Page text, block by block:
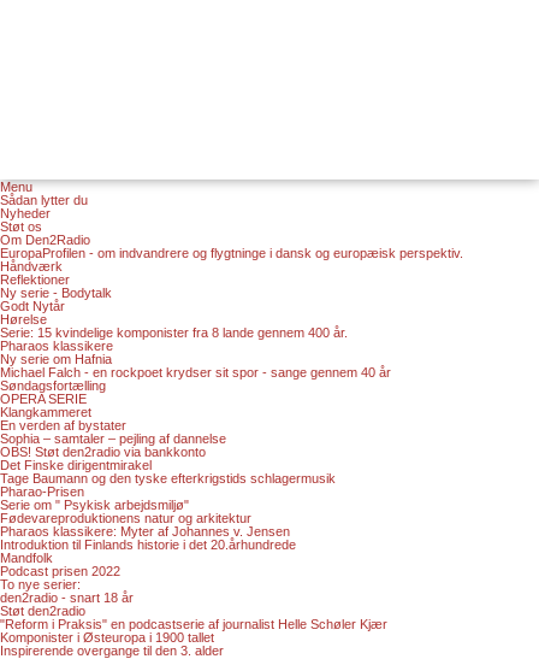
Menu
Sådan lytter du
Nyheder
Støt os
Om Den2Radio
EuropaProfilen - om indvandrere og flygtninge i dansk og europæisk perspektiv.
Håndværk
Reflektioner
Ny serie - Bodytalk
Godt Nytår
Hørelse
Serie: 15 kvindelige komponister fra 8 lande gennem 400 år.
Pharaos klassikere
Ny serie om Hafnia
Michael Falch - en rockpoet krydser sit spor - sange gennem 40 år
Søndagsfortælling
OPERA SERIE
Klangkammeret
En verden af bystater
Sophia – samtaler – pejling af dannelse
OBS! Støt den2radio via bankkonto
Det Finske dirigentmirakel
Tage Baumann og den tyske efterkrigstids schlagermusik
Pharao-Prisen
Serie om " Psykisk arbejdsmiljø"
Fødevareproduktionens natur og arkitektur
Pharaos klassikere: Myter af Johannes v. Jensen
Introduktion til Finlands historie i det 20.århundrede
Mandfolk
Podcast prisen 2022
To nye serier:
den2radio - snart 18 år
Støt den2radio
"Reform i Praksis" en podcastserie af journalist Helle Schøler Kjær
Komponister i Østeuropa i 1900 tallet
Inspirerende overgange til den 3. alder